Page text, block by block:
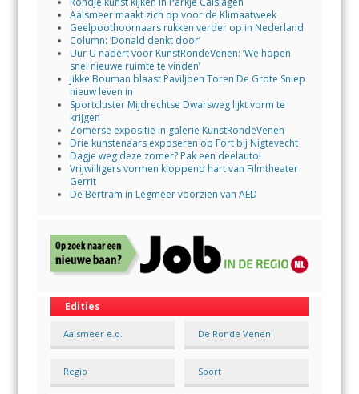
Aalsmeer maakt zich op voor de Klimaatweek
Geelpoothoornaars rukken verder op in Nederland
Column: ‘Donald denkt door’
Uur U nadert voor KunstRondeVenen: ‘We hopen
snel nieuwe ruimte te vinden’
Jikke Bouman blaast Paviljoen Toren De Grote Sniep
nieuw leven in
Sportcluster Mijdrechtse Dwarsweg lijkt vorm te
krijgen
Zomerse expositie in galerie KunstRondeVenen
Drie kunstenaars exposeren op Fort bij Nigtevecht
Dagje weg deze zomer? Pak een deelauto!
Vrijwilligers vormen kloppend hart van Filmtheater
Gerrit
De Bertram in Legmeer voorzien van AED
Edities
Aalsmeer e.o. De Ronde Venen
Regio Sport